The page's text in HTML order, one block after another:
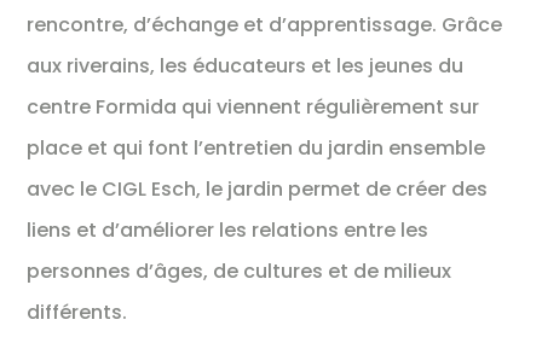
rencontre, d’échange et d’apprentissage. Grâce
aux riverains, les éducateurs et les jeunes du
centre Formida qui viennent régulièrement sur
place et qui font l’entretien du jardin ensemble
avec le CIGL Esch, le jardin permet de créer des
liens et d’améliorer les relations entre les
personnes d’âges, de cultures et de milieux
différents.